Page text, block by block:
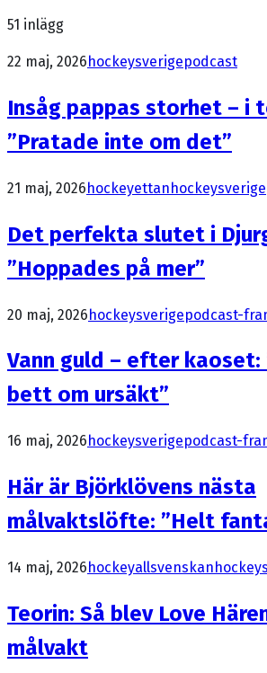
51 inlägg
22 maj, 2026hockeysverigepodcast
Insåg pappas storhet – i
”Pratade inte om det”
21 maj, 2026hockeyettanhockeysverige
Det perfekta slutet i
”Hoppades på mer”
20 maj, 2026hockeysverigepodcast-
Vann guld – efter kaoset:
bett om ursäkt”
16 maj, 2026 hockeysverigepodcast-
Här är Björklövens nästa
målvaktslöfte: ”Helt
14 maj, 2026hockeyallsvenskan
Teorin: Så blev Love
målvakt